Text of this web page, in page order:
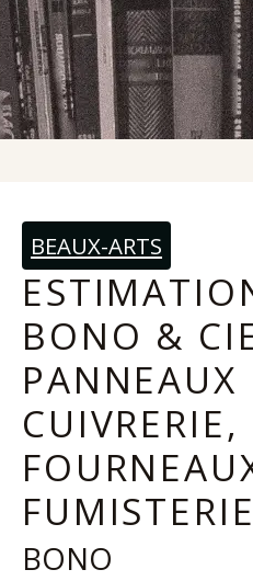
BEAUX-ARTS
BONO &
PANNEAUX
BONO